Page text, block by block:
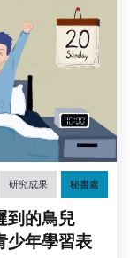
研究成果 秘書處
到的鳥兒
少年學習表